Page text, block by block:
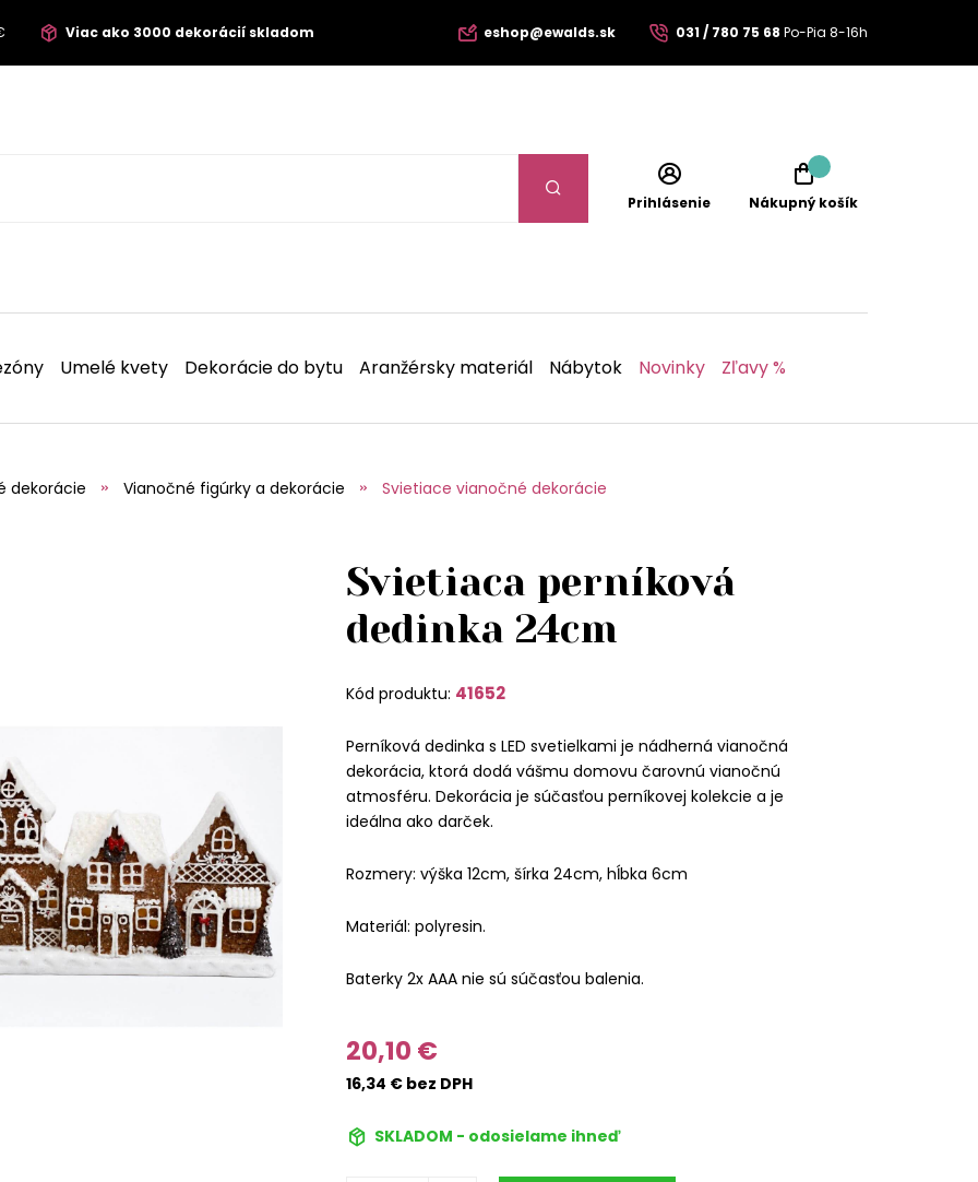
Viac ako 3000 dekorácií skladom eshop@ewalds.sk 031 / 780 75 68 Po-Pia 8-16h
Prihlásenie Nákupný košík
Umelé kvety Dekorácie do bytu Aranžérsky materiál Nábytok Novinky Zľavy %
dekorácie Vianočné figúrky a dekorácie Svietiace vianočné dekorácie
Svietiaca perníková
dedinka 24cm
Kód produktu: 41652
Perníková dedinka s LED svetielkami je nádherná vianočná
dekorácia, ktorá dodá vášmu domovu čarovnú vianočnú
atmosféru. Dekorácia je súčasťou perníkovej kolekcie a je
ideálna ako darček.
Rozmery: výška 12cm, šírka 24cm, hĺbka 6cm
Materiál: polyresin.
Baterky 2x AAA nie sú súčasťou balenia.
20,10 €
16,34 € bez DPH
SKLADOM - odosielame ihneď